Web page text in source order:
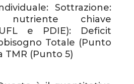
Sottrazione:
chiave
e PDIE): Deficit
Totale (Punto
TMR (Punto 5)